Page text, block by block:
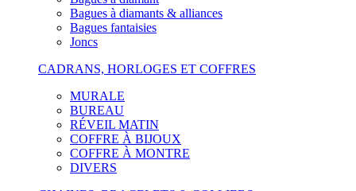
Bagues à diamants & alliances
Bagues fantaisies
Joncs
CADRANS, HORLOGES ET COFFRES
MURALE
BUREAU
RÉVEIL MATIN
COFFRE À BIJOUX
COFFRE À MONTRE
DIVERS